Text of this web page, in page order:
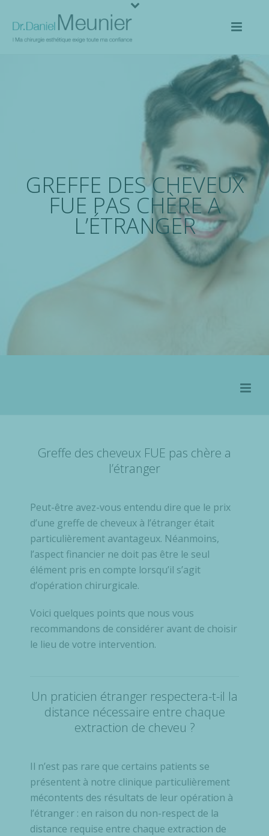
GREFFE DES CHEVEUX
FUE PAS CHÈRE A
L’ÉTRANGER
Greffe des cheveux FUE pas chère a
l’étranger
Peut-être avez-vous entendu dire que le prix
d’une greffe de cheveux à l’étranger était
particulièrement avantageux. Néanmoins,
l’aspect financier ne doit pas être le seul
élément pris en compte lorsqu’il s’agit
d’opération chirurgicale.
Voici quelques points que nous vous
recommandons de considérer avant de choisir
le lieu de votre intervention.
Un praticien étranger respectera-t-il la
distance nécessaire entre chaque
extraction de cheveu ?
Il n’est pas rare que certains patients se
présentent à notre clinique particulièrement
mécontents des résultats de leur opération à
l’étranger : en raison du non-respect de la
distance requise entre chaque extraction de